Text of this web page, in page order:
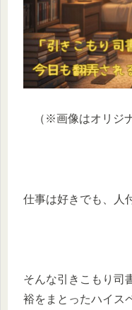
（※画像はオリジ
仕事は好きでも、人
そんな引きこもり司
裕をまとったハイス